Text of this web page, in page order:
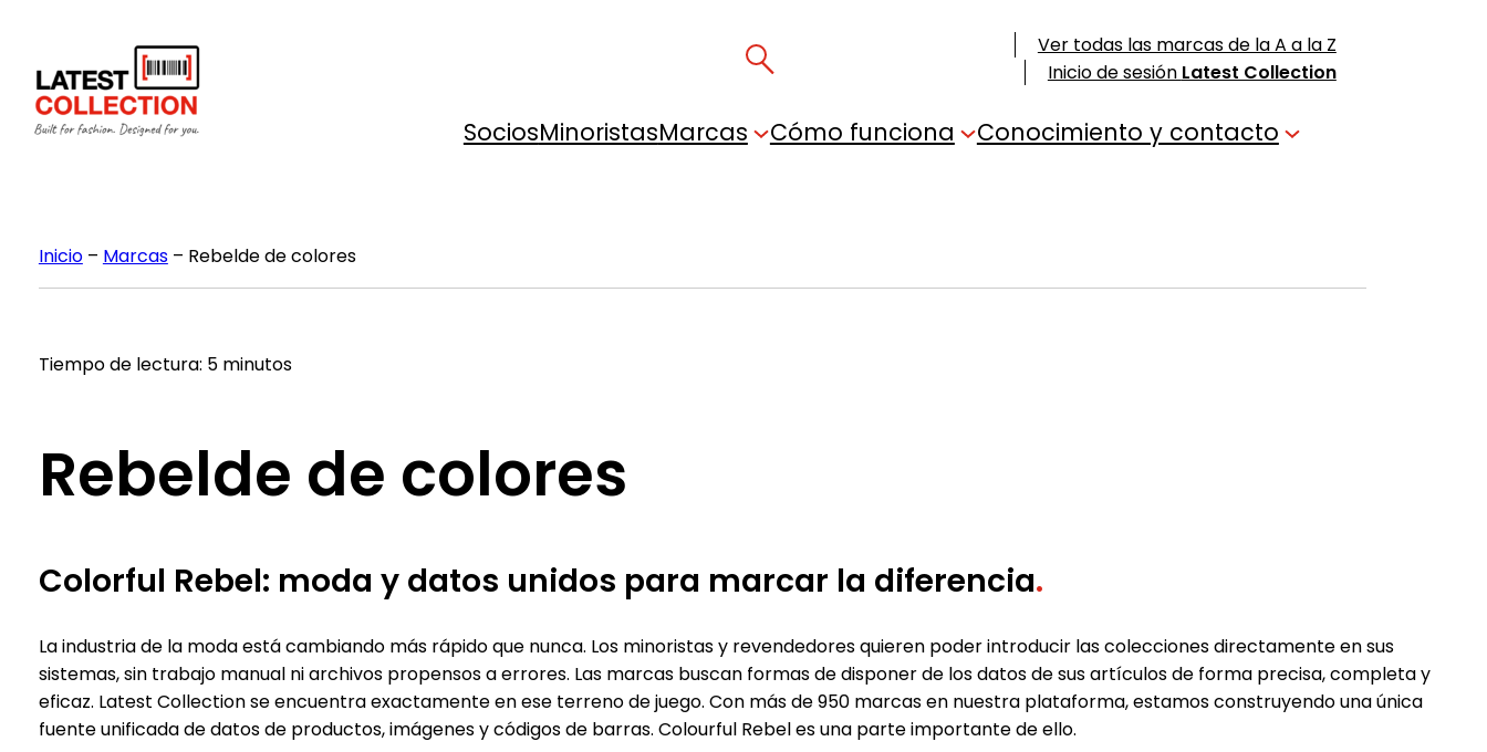
contenido
Ver todas las marcas de la A a la Z
Inicio de sesión Latest Collection
SociosMinoristasMarcas Cómo funciona Conocimiento y contacto
Inicio– Marcas– Rebelde de colores
Tiempo de lectura: 5 minutos
Rebelde de colores
Colorful Rebel: moda y datos unidos para marcar la diferencia.
La industria de la moda está cambiando más rápido que nunca. Los minoristas y revendedores quieren poder introducir las colecciones directamente en sus
sistemas, sin trabajo manual ni archivos propensos a errores. Las marcas buscan formas de disponer de los datos de sus artículos de forma precisa, completa y
eficaz. Latest Collection se encuentra exactamente en ese terreno de juego. Con más de 950 marcas en nuestra plataforma, estamos construyendo una única
fuente unificada de datos de productos, imágenes y códigos de barras. Colourful Rebel es una parte importante de ello.